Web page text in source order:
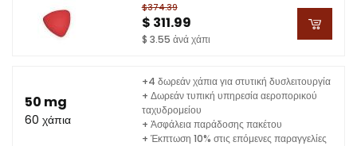
$374.39
$ 311.99
$ 3.55 ἀνά χάπι
50 mg
60 χάπια
+4 δωρεάν χάπια για στυτική δυσλειτουργία
+ Δωρεάν τυπική υπηρεσία αεροπορικού
ταχυδρομείου
+ Ἀσφάλεια παράδοσης πακέτου
+ Έκπτωση 10% στις επόμενες παραγγελίες